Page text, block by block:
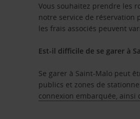
Vous souhaitez prendre les
notre service de réservation
les frais associés peuvent
Est-il difficile de se garer à
Se garer à Saint-Malo peut
publics et zones de
connexion embarquée, ainsi